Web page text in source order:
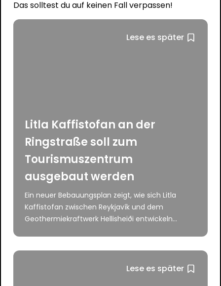
Das solltest du auf keinen Fall verpassen!
Lese es später
Litla Kaffistofan an der
Ringstraße soll zum
Tourismuszentrum
ausgebaut werden
Ein neuer Bebauungsplan zeigt, wie sich Litla
Kaffistofan zwischen Reykjavík und dem
Geothermiekraftwerk Hellisheiði entwickeln...
Lese es später